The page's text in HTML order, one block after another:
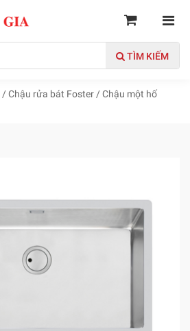
TÌM KIẾM
/Chậu rửa bát Foster /Chậu một hố